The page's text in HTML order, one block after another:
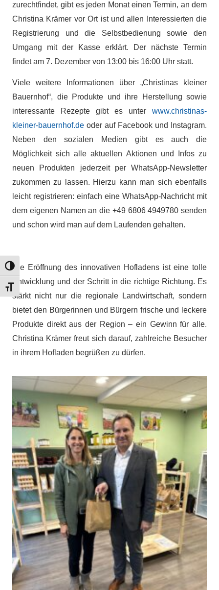
Umschalten auf hohe Kontraste
Schrift vergrößern
zurechtfindet, gibt es jeden Monat einen Termin, an dem
Christina Krämer vor Ort ist und allen Interessierten die
Registrierung und die Selbstbedienung sowie den
Umgang mit der Kasse erklärt. Der nächste Termin
findet am 7. Dezember von 13:00 bis 16:00 Uhr statt.
Viele weitere Informationen über „Christinas kleiner
Bauernhof“, die Produkte und ihre Herstellung sowie
interessante Rezepte gibt es unter www.christinas-
kleiner-bauernhof.de oder auf Facebook und Instagram.
Neben den sozialen Medien gibt es auch die
Möglichkeit sich alle aktuellen Aktionen und Infos zu
neuen Produkten jederzeit per WhatsApp-Newsletter
zukommen zu lassen. Hierzu kann man sich ebenfalls
leicht registrieren: einfach eine WhatsApp-Nachricht mit
dem eigenen Namen an die +49 6806 4949780 senden
und schon wird man auf dem Laufenden gehalten.
Die Eröffnung des innovativen Hofladens ist eine tolle
Entwicklung und der Schritt in die richtige Richtung. Es
stärkt nicht nur die regionale Landwirtschaft, sondern
bietet den Bürgerinnen und Bürgern frische und leckere
Produkte direkt aus der Region – ein Gewinn für alle.
Christina Krämer freut sich darauf, zahlreiche Besucher
in ihrem Hofladen begrüßen zu dürfen.